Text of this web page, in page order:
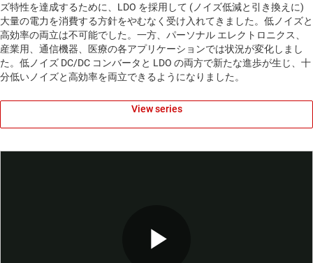
ズ特性を達成するために、LDO を採用して (ノイズ低減と引き換えに)
大量の電力を消費する方針をやむなく受け入れてきました。低ノイズと
高効率の両立は不可能でした。一方、パーソナル エレクトロニクス、
産業用、通信機器、医療の各アプリケーションでは状況が変化しまし
た。低ノイズ DC/DC コンバータと LDO の両方で新たな進歩が生じ、十
分低いノイズと高効率を両立できるようになりました。
View series